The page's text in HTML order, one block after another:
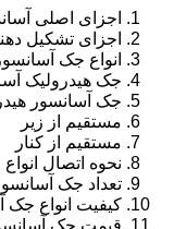
اجزای اصلی
اجزای تشکیل
انواع جک
جک هیدرولیک
جک آسانسور
مستقیم از زیر
مستقیم از کنار
نحوه اتصال
تعداد جک
کیفیت انواع جک